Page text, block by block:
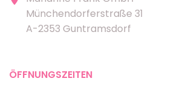
Münchendorferstraße 31
A-2353 Guntramsdorf
ÖFFNUNGSZEITEN